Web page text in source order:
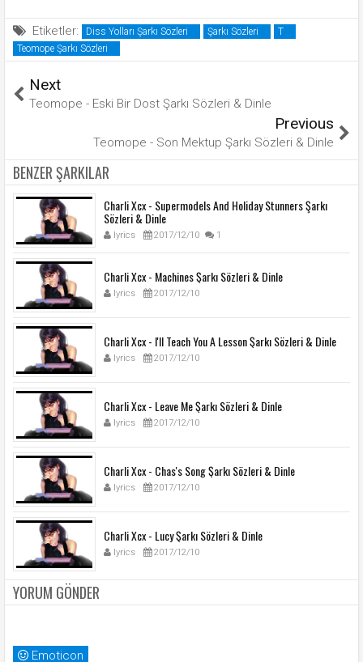
Etiketler: Diss Yolları Şarkı Sözleri Şarkı Sözleri
T
Teomope Şarkı Sözleri
Next
Teomope - Eski Bir Dost Şarkı Sözleri & Dinle
Previous
Teomope - Son Mektup Şarkı Sözleri & Dinle
BENZER ŞARKILAR
Charli Xcx - Supermodels And Holiday Stunners Şarkı
Sözleri & Dinle
lyrics 2017/12/10 1
Charli Xcx - Machines Şarkı Sözleri & Dinle
lyrics 2017/12/10
Charli Xcx - I'll Teach You A Lesson Şarkı Sözleri & Dinle
lyrics 2017/12/10
Charli Xcx - Leave Me Şarkı Sözleri & Dinle
lyrics 2017/12/10
Charli Xcx - Chas's Song Şarkı Sözleri & Dinle
lyrics 2017/12/10
Charli Xcx - Lucy Şarkı Sözleri & Dinle
lyrics 2017/12/10
YORUM GÖNDER
Emoticon